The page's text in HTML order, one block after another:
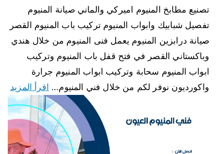
تصنيع مطابخ المنيوم اميركي والماني صيانة المنيوم
تفصيل شبابيك وابواب المنيوم تركيب باب المنيوم القصر
صيانة درابزين المنيوم يعمل فنى المنيوم من خلال هندي
وباكستاني القصر في فتح قفل باب المنيوم وتركيب
ابواب المنيوم سحابة وتركيب ابواب المنيوم جرارة
واكورديون نوفر لكم من خلال فني المنيوم… اقرأ المزيد